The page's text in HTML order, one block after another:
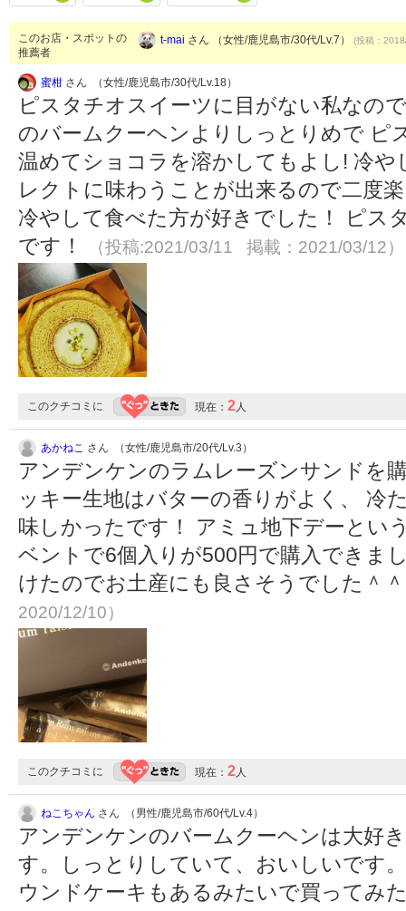
このお店・スポットの
推薦者
t-mai さん （女性/鹿児島市/30代/Lv.7） (投稿：
蜜柑 さん （女性/鹿児島市/30代/Lv.18）
ピスタチオスイーツに目がない私なの
のバームクーヘンよりしっとりめで ピ
温めてショコラを溶かしてもよし! 冷
レクトに味わうことが出来るので二度
冷やして食べた方が好きでした！ ピス
です！
（投稿:2021/03/11 掲載：2021/03/12）
このクチコミに 現在： 2人
あかねこ さん （女性/鹿児島市/20代/Lv.3）
アンデンケンのラムレーズンサンドを
ッキー生地はバターの香りがよく、 冷
味しかったです！ アミュ地下デーとい
ベントで6個入りが500円で購入できま
けたのでお土産にも良さそうでした＾
2020/12/10）
このクチコミに 現在： 2人
ねこちゃん さん （男性/鹿児島市/60代/Lv.4）
アンデンケンのバームクーヘンは大好
す。しっとりしていて、おいしいです
ウンドケーキもあるみたいで買ってみ